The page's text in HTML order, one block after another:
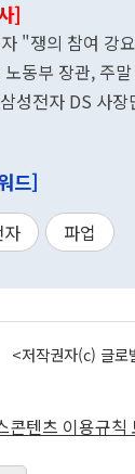
]
"쟁의 참여 강
동부 장관, 주
성전자 DS 사
드]
자 파업
<저작권자(c) 글
콘텐츠 이용규칙